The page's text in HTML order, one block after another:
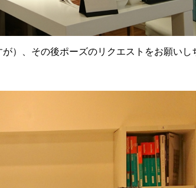
）、その後ポーズのリクエストをお願いし